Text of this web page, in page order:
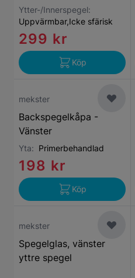
Ytter-/Innerspegel:
Uppvärmbar,Icke sfärisk
299 kr
Köp
mekster
Backspegelkåpa -
Vänster
Yta: Primerbehandlad
198 kr
Köp
mekster
Spegelglas, vänster
yttre spegel